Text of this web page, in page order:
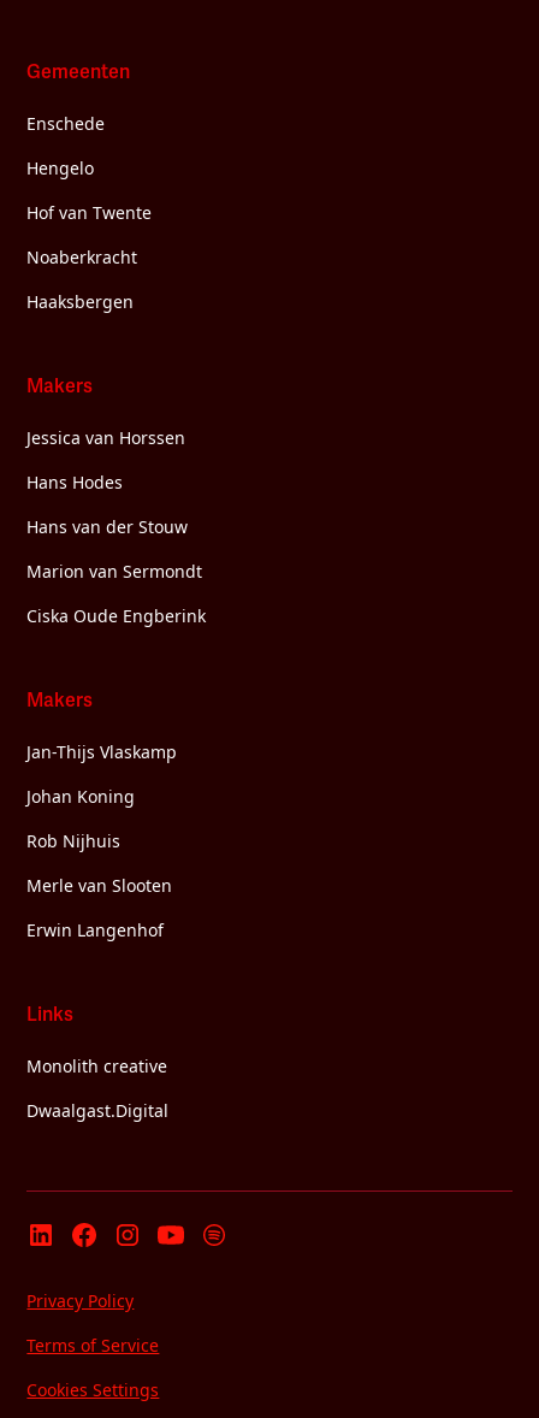
Gemeenten
Enschede
Hengelo
Hof van Twente
Noaberkracht
Haaksbergen
Makers
Jessica van Horssen
Hans Hodes
Hans van der Stouw
Marion van Sermondt
Ciska Oude Engberink
Makers
Jan-Thijs Vlaskamp
Johan Koning
Rob Nijhuis
Merle van Slooten
Erwin Langenhof
Links
Monolith creative
Dwaalgast.Digital
Privacy Policy
Terms of Service
Cookies Settings